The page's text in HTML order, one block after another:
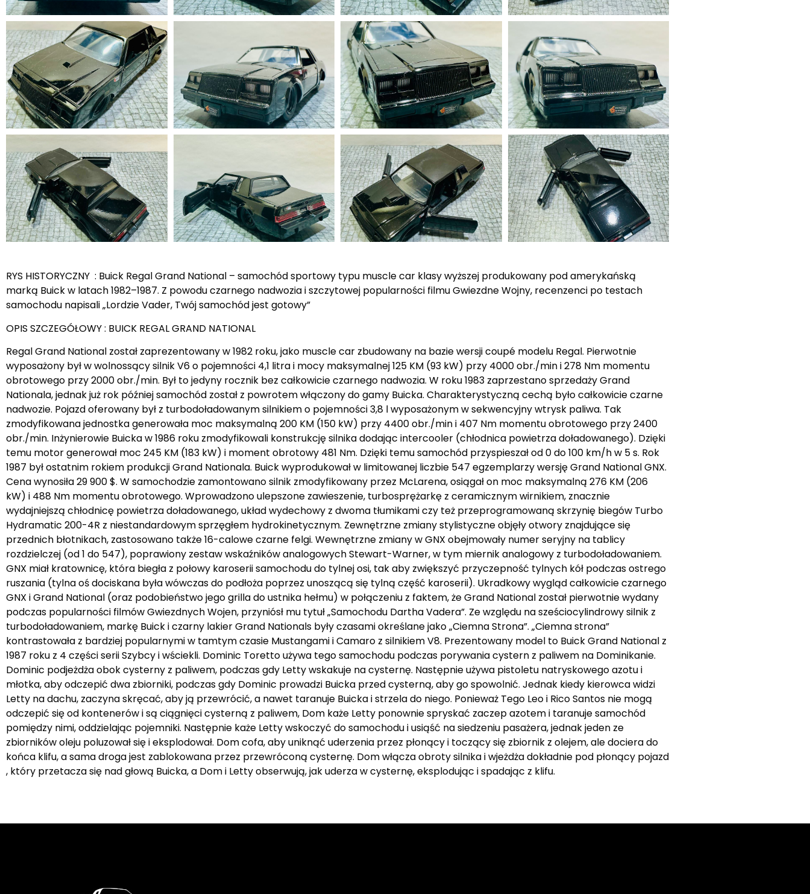
RYS HISTORYCZNY : Buick Regal Grand National – samochód sportowy typu muscle car klasy wyższej produkowany pod amerykańską
marką Buick w latach 1982–1987. Z powodu czarnego nadwozia i szczytowej popularności filmu Gwiezdne Wojny, recenzenci po testach
samochodu napisali „Lordzie Vader, Twój samochód jest gotowy”
OPIS SZCZEGÓŁOWY : BUICK REGAL GRAND NATIONAL
Regal Grand National został zaprezentowany w 1982 roku, jako muscle car zbudowany na bazie wersji coupé modelu Regal. Pierwotnie
wyposażony był w wolnossący silnik V6 o pojemności 4,1 litra i mocy maksymalnej 125 KM (93 kW) przy 4000 obr./min i 278 Nm momentu
obrotowego przy 2000 obr./min. Był to jedyny rocznik bez całkowicie czarnego nadwozia. W roku 1983 zaprzestano sprzedaży Grand
Nationala, jednak już rok później samochód został z powrotem włączony do gamy Buicka. Charakterystyczną cechą było całkowicie czarne
nadwozie. Pojazd oferowany był z turbodoładowanym silnikiem o pojemności 3,8 l wyposażonym w sekwencyjny wtrysk paliwa. Tak
zmodyfikowana jednostka generowała moc maksymalną 200 KM (150 kW) przy 4400 obr./min i 407 Nm momentu obrotowego przy 2400
obr./min. Inżynierowie Buicka w 1986 roku zmodyfikowali konstrukcję silnika dodając intercooler (chłodnica powietrza doładowanego). Dzięki
temu motor generował moc 245 KM (183 kW) i moment obrotowy 481 Nm. Dzięki temu samochód przyspieszał od 0 do 100 km/h w 5 s. Rok
1987 był ostatnim rokiem produkcji Grand Nationala. Buick wyprodukował w limitowanej liczbie 547 egzemplarzy wersję Grand National GNX.
Cena wynosiła 29 900 $. W samochodzie zamontowano silnik zmodyfikowany przez McLarena, osiągał on moc maksymalną 276 KM (206
kW) i 488 Nm momentu obrotowego. Wprowadzono ulepszone zawieszenie, turbosprężarkę z ceramicznym wirnikiem, znacznie
wydajniejszą chłodnicę powietrza doładowanego, układ wydechowy z dwoma tłumikami czy też przeprogramowaną skrzynię biegów Turbo
Hydramatic 200-4R z niestandardowym sprzęgłem hydrokinetycznym. Zewnętrzne zmiany stylistyczne objęły otwory znajdujące się
przednich błotnikach, zastosowano także 16-calowe czarne felgi. Wewnętrzne zmiany w GNX obejmowały numer seryjny na tablicy
rozdzielczej (od 1 do 547), poprawiony zestaw wskaźników analogowych Stewart-Warner, w tym miernik analogowy z turbodoładowaniem.
GNX miał kratownicę, która biegła z połowy karoserii samochodu do tylnej osi, tak aby zwiększyć przyczepność tylnych kół podczas ostrego
ruszania (tylna oś dociskana była wówczas do podłoża poprzez unoszącą się tylną część karoserii). Ukradkowy wygląd całkowicie czarnego
GNX i Grand National (oraz podobieństwo jego grilla do ustnika hełmu) w połączeniu z faktem, że Grand National został pierwotnie wydany
podczas popularności filmów Gwiezdnych Wojen, przyniósł mu tytuł „Samochodu Dartha Vadera”. Ze względu na sześciocylindrowy silnik z
turbodoładowaniem, markę Buick i czarny lakier Grand Nationals były czasami określane jako „Ciemna Strona”. „Ciemna strona”
kontrastowała z bardziej popularnymi w tamtym czasie Mustangami i Camaro z silnikiem V8. Prezentowany model to Buick Grand National z
1987 roku z 4 części serii Szybcy i wściekli. Dominic Toretto używa tego samochodu podczas porywania cystern z paliwem na Dominikanie.
Dominic podjeżdża obok cysterny z paliwem, podczas gdy Letty wskakuje na cysternę. Następnie używa pistoletu natryskowego azotu i
młotka, aby odczepić dwa zbiorniki, podczas gdy Dominic prowadzi Buicka przed cysterną, aby go spowolnić. Jednak kiedy kierowca widzi
Letty na dachu, zaczyna skręcać, aby ją przewrócić, a nawet taranuje Buicka i strzela do niego. Ponieważ Tego Leo i Rico Santos nie mogą
odczepić się od kontenerów i są ciągnięci cysterną z paliwem, Dom każe Letty ponownie spryskać zaczep azotem i taranuje samochód
pomiędzy nimi, oddzielając pojemniki. Następnie każe Letty wskoczyć do samochodu i usiąść na siedzeniu pasażera, jednak jeden ze
zbiorników oleju poluzował się i eksplodował. Dom cofa, aby uniknąć uderzenia przez płonący i toczący się zbiornik z olejem, ale dociera do
końca klifu, a sama droga jest zablokowana przez przewróconą cysternę. Dom włącza obroty silnika i wjeżdża dokładnie pod płonący pojazd
, który przetacza się nad głową Buicka, a Dom i Letty obserwują, jak uderza w cysternę, eksplodując i spadając z klifu.